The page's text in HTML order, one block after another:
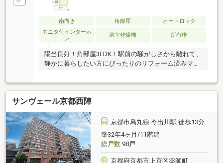
南向き 角部屋
オートロック
モニタ付インターホ
ン
浴室乾燥機 所有権
陽当良好！角部屋3LDK！駅前の騒がしさから離れて、
静かに暮らしたい方にぴったりのリフォーム済みマン
サンヴェール京都西陣
京都市烏丸線 今出川駅 徒歩13分
築32年4ヶ月/11階建
総戸数98戸
京都府京都市上京区薬師町